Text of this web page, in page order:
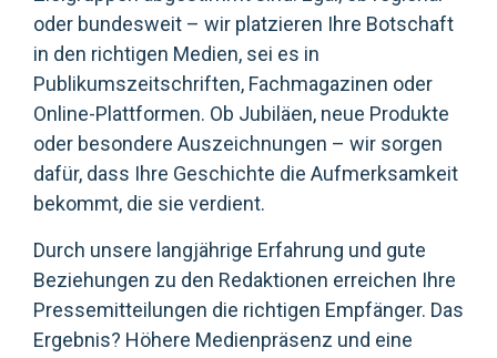
oder bundesweit – wir platzieren Ihre Botschaft
in den richtigen Medien, sei es in
Publikumszeitschriften, Fachmagazinen oder
Online-Plattformen. Ob Jubiläen, neue Produkte
oder besondere Auszeichnungen – wir sorgen
dafür, dass Ihre Geschichte die Aufmerksamkeit
bekommt, die sie verdient.
Durch unsere langjährige Erfahrung und gute
Beziehungen zu den Redaktionen erreichen Ihre
Pressemitteilungen die richtigen Empfänger. Das
Ergebnis? Höhere Medienpräsenz und eine